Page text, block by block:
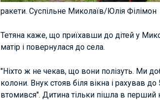
ракети. Суспільне Миколаїв/Юлія Філімон
Тетяна каже, що приїхавши до дітей у
матір і повернулася до села.
"Ніхто ж не чекав, що вони полізуть. Ми
колони. Внук стояв біля вікна і рахував
втомився". Дитина тільки пішла в перший